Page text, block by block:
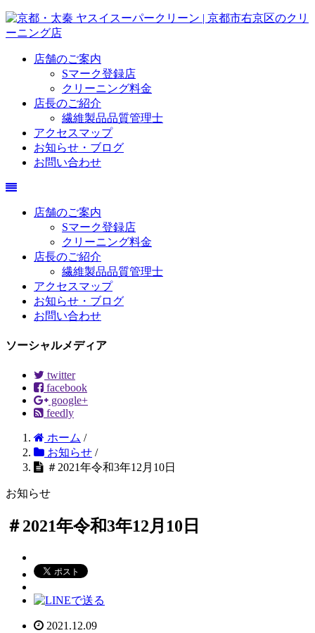
店舗のご案内
Sマーク登録店
クリーニング料金
店長のご紹介
繊維製品品質管理士
アクセスマップ
お知らせ・ブログ
お問い合わせ
店舗のご案内
Sマーク登録店
クリーニング料金
店長のご紹介
繊維製品品質管理士
アクセスマップ
お知らせ・ブログ
お問い合わせ
ソーシャルメディア
twitter
facebook
google+
feedly
ホーム /
お知らせ /
＃2021年令和3年12月10日
お知らせ
＃2021年令和3年12月10日
2021.12.09